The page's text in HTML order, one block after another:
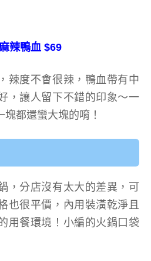
辣鴨血 $69
辣度不會很辣，鴨血帶有中
，讓人留下不錯的印象～一
塊都還蠻大塊的唷！
，分店沒有太大的差異，可
也很平價，內用裝潢乾淨且
用餐環境！小編的火鍋口袋